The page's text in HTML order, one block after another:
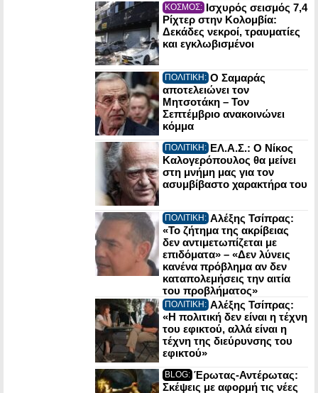
ΚΟΣΜΟΣ: Ισχυρός σεισμός 7,4
Ρίχτερ στην Κολομβία:
Δεκάδες νεκροί, τραυματίες
και εγκλωβισμένοι
ΠΟΛΙΤΙΚΗ: Ο Σαμαράς
αποτελειώνει τον
Μητσοτάκη – Τον
Σεπτέμβριο ανακοινώνει
κόμμα
ΠΟΛΙΤΙΚΗ: ΕΛ.Α.Σ.: Ο Νίκος
Καλογερόπουλος θα μείνει
στη μνήμη μας για τον
ασυμβίβαστο χαρακτήρα του
ΠΟΛΙΤΙΚΗ: Αλέξης Τσίπρας:
«Το ζήτημα της ακρίβειας
δεν αντιμετωπίζεται με
επιδόματα» – «Δεν λύνεις
κανένα πρόβλημα αν δεν
καταπολεμήσεις την αιτία
του προβλήματος»
ΠΟΛΙΤΙΚΗ: Αλέξης Τσίπρας:
«Η πολιτική δεν είναι η τέχνη
του εφικτού, αλλά είναι η
τέχνη της διεύρυνσης του
εφικτού»
BLOG: Έρωτας-Αντέρωτας:
Σκέψεις με αφορμή τις νέες